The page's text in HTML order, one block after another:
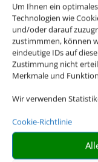
Um Ihnen ein
Technologien wie
und/oder darauf
zustimmmen, können
eindeutige IDs auf
Zustimmung nicht
Merkmale und
Wir verwenden
Cookie-Richtlinie